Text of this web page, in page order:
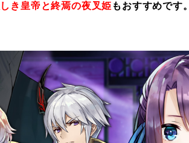
き皇帝と終焉の夜叉姫 もおすすめです。